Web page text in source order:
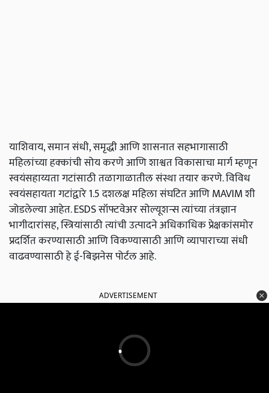
याशिवाय, समान संधी, समृद्धी आणि शासनात सहभागासाठी
महिलांच्या हक्कांची सोय करणे आणि शाश्वत विकासाचा मार्ग म्हणून
स्वयंसहाय्यता गटांसाठी तळागाळातील संस्था तयार करणे. विविध
स्वयंसहायता गटांद्वारे 1.5 दशलक्ष महिला संघटित आणि MAVIM शी
जोडलेल्या आहेत. ESDS सॉफ्टवेअर सोल्यूशन्स त्यांच्या तंत्रज्ञान
भागीदारांसह, स्त्रियांसाठी त्यांची उत्पादने अधिकाधिक प्रेक्षकांसमोर
प्रदर्शित करण्यासाठी आणि विकण्यासाठी आणि व्यापाराच्या संधी
वाढवण्यासाठी हे ई-बिझनेस पोर्टल आहे.